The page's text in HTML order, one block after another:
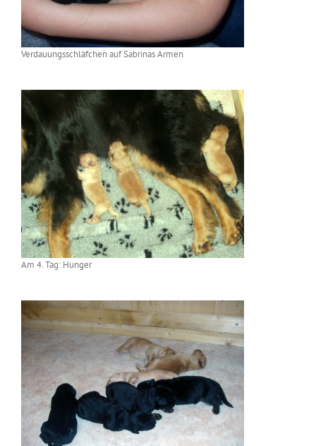
Verdauungsschläfchen auf Sabrinas Armen
Am 4. Tag: Hunger